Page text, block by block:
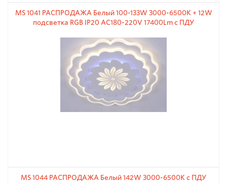
MS 1041 РАСПРОДАЖА Белый 100-133W 3000-6500К + 12W
подсветка RGB IP20 AC180-220V 17400Lm с ПДУ
MS 1044 РАСПРОДАЖА Белый 142W 3000-6500К с ПДУ